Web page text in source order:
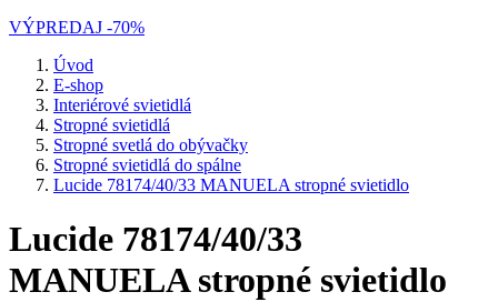
VÝPREDAJ -70%
Úvod
E-shop
Interiérové svietidlá
Stropné svietidlá
Stropné svetlá do obývačky
Stropné svietidlá do spálne
Lucide 78174/40/33 MANUELA stropné svietidlo
Lucide 78174/40/33
MANUELA stropné svietidlo